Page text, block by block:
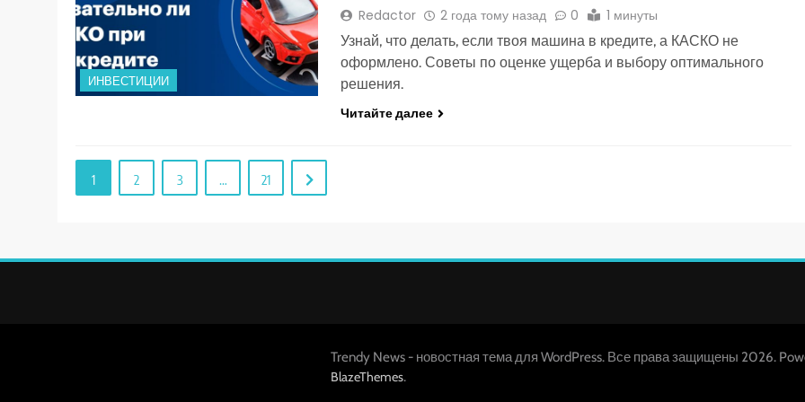
ИНВЕСТИЦИИ
Redactor 2 года тому назад 0 1 минуты
Узнай, что делать, если твоя машина в кредите, а КАСКО не
оформлено. Советы по оценке ущерба и выбору оптимального
решения.
Читайте далее
1 2 3 … 21
Trendy News - новостная тема для WordPress. Все права защищены 2026.
BlazeThemes.